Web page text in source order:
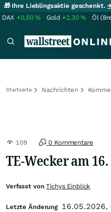
🎁 Ihre Lieblingsaktie geschenkt.
DAX +0,50% Gold +2,30% Öl
Startseite Nachrichten
109 0 Kommentare
TE-Wecker am
Verfasst vonTichys Einblick
Letzte Änderung 16.05.2026,